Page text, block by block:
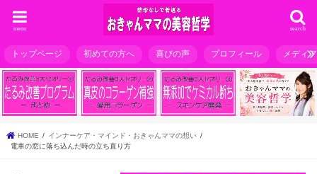
search
menu
トップページ 初めての方へ 喜びの声 プロフィール メディ
HOME
インナーケア・マインド・おきゃんママの想い
電車の窓に落ち込んだ時の立ち直り方